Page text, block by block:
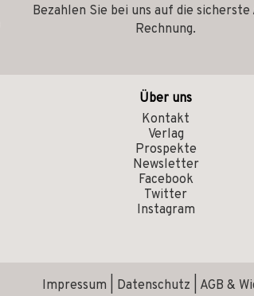
Bezahlen Sie bei uns auf die
Rechnung.
Über uns
Kontakt
Verlag
Prospekte
Newsletter
Facebook
Twitter
Instagram
Impressum Datenschutz AGB &